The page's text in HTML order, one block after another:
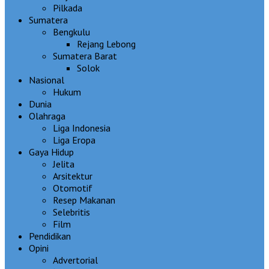
Pilkada
Sumatera
Bengkulu
Rejang Lebong
Sumatera Barat
Solok
Nasional
Hukum
Dunia
Olahraga
Liga Indonesia
Liga Eropa
Gaya Hidup
Jelita
Arsitektur
Otomotif
Resep Makanan
Selebritis
Film
Pendidikan
Opini
Advertorial